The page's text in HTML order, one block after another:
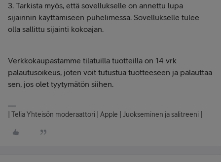
3. Tarkista myös, että sovellukselle on annettu lupa
sijainnin käyttämiseen puhelimessa. Sovellukselle tulee
olla sallittu sijainti kokoajan.
Verkkokaupastamme tilatuilla tuotteilla on 14 vrk
palautusoikeus, joten voit tutustua tuotteeseen ja palauttaa
sen, jos olet tyytymätön siihen.
| Telia Yhteisön moderaattori | Apple | Juokseminen ja salitreeni |